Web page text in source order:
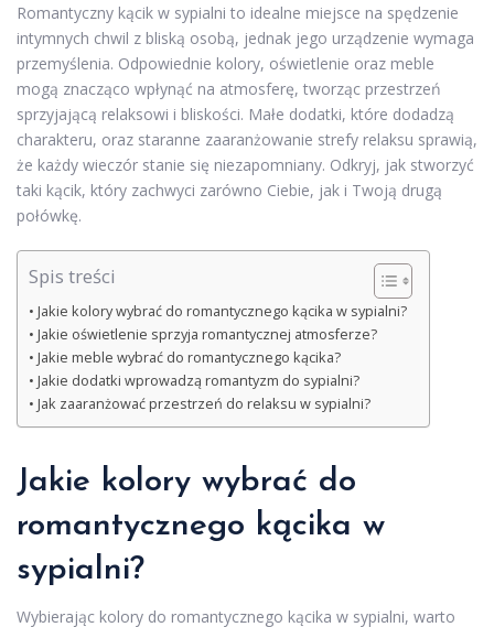
Romantyczny kącik w sypialni to idealne miejsce na spędzenie
intymnych chwil z bliską osobą, jednak jego urządzenie wymaga
przemyślenia. Odpowiednie kolory, oświetlenie oraz meble
mogą znacząco wpłynąć na atmosferę, tworząc przestrzeń
sprzyjającą relaksowi i bliskości. Małe dodatki, które dodadzą
charakteru, oraz staranne zaaranżowanie strefy relaksu sprawią,
że każdy wieczór stanie się niezapomniany. Odkryj, jak stworzyć
taki kącik, który zachwyci zarówno Ciebie, jak i Twoją drugą
połówkę.
Spis treści
Jakie kolory wybrać do romantycznego kącika w sypialni?
Jakie oświetlenie sprzyja romantycznej atmosferze?
Jakie meble wybrać do romantycznego kącika?
Jakie dodatki wprowadzą romantyzm do sypialni?
Jak zaaranżować przestrzeń do relaksu w sypialni?
Jakie kolory wybrać do
romantycznego kącika w
sypialni?
Wybierając kolory do romantycznego kącika w sypialni, warto